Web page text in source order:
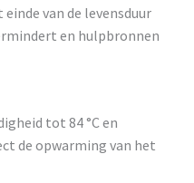
van de levensduur
en hulpbronnen
tot 84 °C en
de opwarming van het